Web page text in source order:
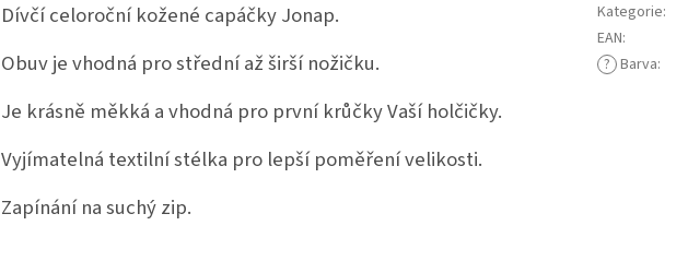
Dívčí celoroční kožené capáčky Jonap.
Obuv je vhodná pro střední až širší nožičku.
Je krásně měkká a vhodná pro první krůčky Vaší holčičky.
Vyjímatelná textilní stélka pro lepší poměření velikosti.
Zapínání na suchý zip.
Kategorie:
EAN:
? Barva: